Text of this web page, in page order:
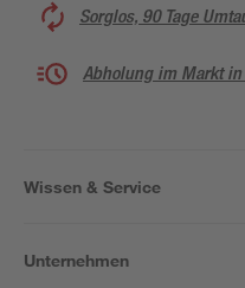
Sorglos, 90 Tage
Abholung im Markt
Wissen & Service
Unternehmen